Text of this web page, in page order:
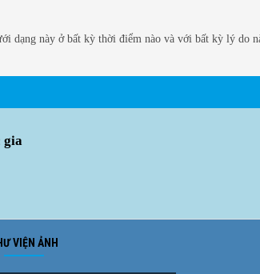
dạng này ở bất kỳ thời điểm nào và với bất kỳ lý do
gia
VIỆN ẢNH